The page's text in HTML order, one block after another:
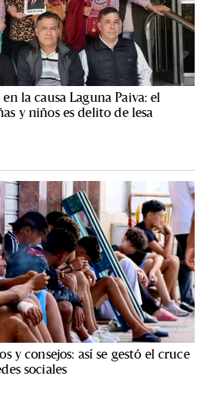
la causa Laguna Paiva: el
y niños es delito de lesa
y consejos: así se gestó el cruce
sociales